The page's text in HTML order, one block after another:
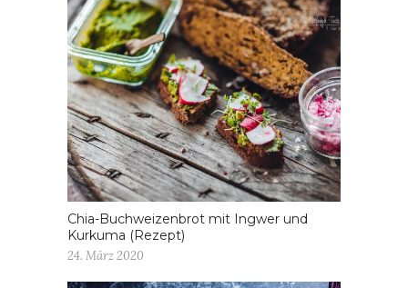
Chia-Buchweizenbrot mit Ingwer und
Kurkuma (Rezept)
24. März 2020